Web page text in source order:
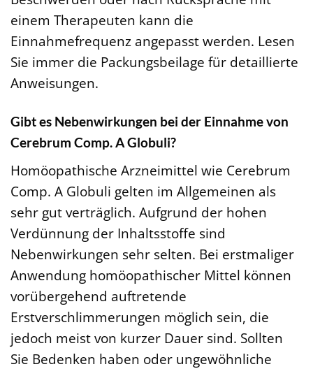
einem Therapeuten kann die
Einnahmefrequenz angepasst werden. Lesen
Sie immer die Packungsbeilage für detaillierte
Anweisungen.
Gibt es Nebenwirkungen bei der Einnahme von
Cerebrum Comp. A Globuli?
Homöopathische Arzneimittel wie Cerebrum
Comp. A Globuli gelten im Allgemeinen als
sehr gut verträglich. Aufgrund der hohen
Verdünnung der Inhaltsstoffe sind
Nebenwirkungen sehr selten. Bei erstmaliger
Anwendung homöopathischer Mittel können
vorübergehend auftretende
Erstverschlimmerungen möglich sein, die
jedoch meist von kurzer Dauer sind. Sollten
Sie Bedenken haben oder ungewöhnliche